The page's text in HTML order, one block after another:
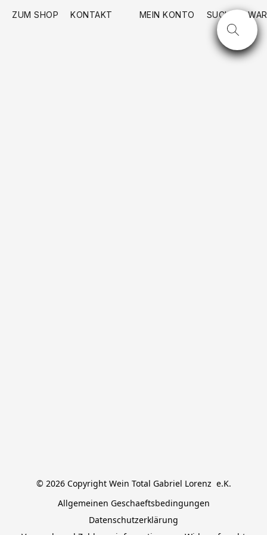
ZUM SHOP KONTAKT MEIN KONTO SUCHE
© 2026 Copyright Wein Total Gabriel Lorenz  e.K.
Allgemeinen Geschaeftsbedingungen
Datenschutzerklärung